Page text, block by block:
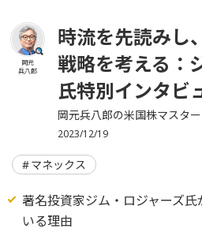
岡元
兵八郎
時流を先読みし
戦略を考える：
氏特別インタビ
岡元兵八郎の米国株マスタ
2023/12/19
マネックス
著名投資家ジム・ロジャーズ
いる理由